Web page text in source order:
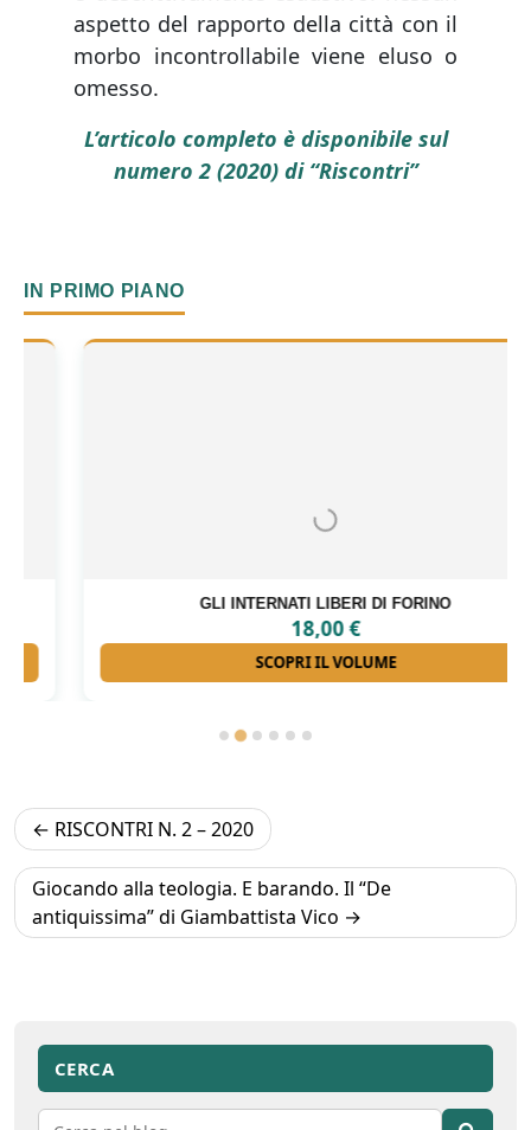
aspetto del rapporto della città con il
morbo incontrollabile viene eluso o
omesso.
L’articolo completo è disponibile sul
numero 2 (2020) di “Riscontri”
IN PRIMO PIANO
GLI INTERNATI LIBERI DI FORINO
€
SCOPRI IL VOLUME
Navigazione
articoli
RISCONTRI N. 2 – 2020
Giocando alla teologia. E barando. Il “De
antiquissima” di Giambattista Vico
CERCA